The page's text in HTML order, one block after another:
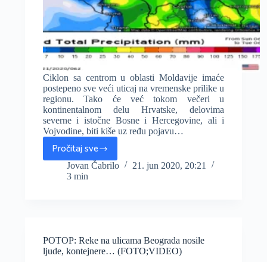
Ciklon sa centrom u oblasti Moldavije imaće
postepeno sve veći uticaj na vremenske prilike u
regionu. Tako će već tokom večeri u
kontinentalnom delu Hrvatske, delovima
severne i istočne Bosne i Hercegovine, ali i
Vojvodine, biti kiše uz ređu pojavu…
Pročitaj sve
U
narednih
48
zapadu
zemlje
Jovan Čabrilo
21. jun 2020, 20:21
3 min
POTOP: Reke na ulicama Beograda nosile
ljude, kontejnere… (FOTO;VIDEO)